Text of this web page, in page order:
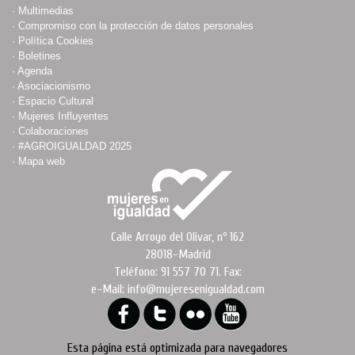
· Multimedias
· Compromiso con la protección de datos personales
· Política Cookies
· Boletines
· Agenda
· Asociacionismo
· Espacio Cultural
· Mujeres Influyentes
· Colaboraciones
· #AGROIGUALDAD 2025
· Mapa web
Calle Arroyo del Olivar, nº 162
28018-Madrid
Teléfono: 91 557 70 71. Fax:
e-Mail: info@mujeresenigualdad.com
Esta página está optimizada para navegadores